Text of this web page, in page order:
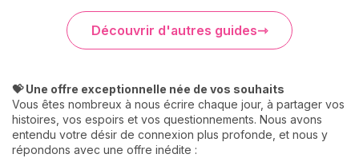
Découvrir d'autres guides
💝 Une offre exceptionnelle née de vos souhaits
Vous êtes nombreux à nous écrire chaque jour, à partager vos
histoires, vos espoirs et vos questionnements. Nous avons
entendu votre désir de connexion plus profonde, et nous y
répondons avec une offre inédite :